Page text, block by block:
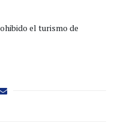
el turismo de